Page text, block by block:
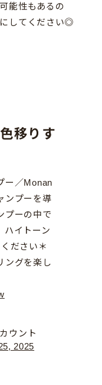
能性もあるの
してください◎
移りす
ー／Monan
ンプーを導
プーの中で
ハイトーン
ださい＊
ングを楽し
ウント
2025